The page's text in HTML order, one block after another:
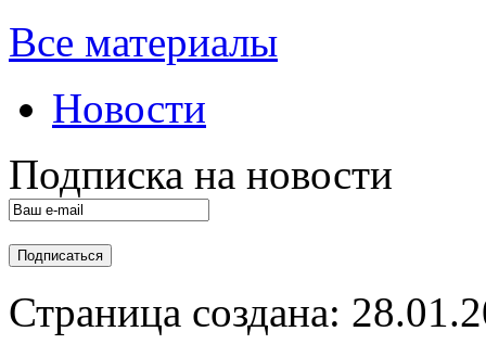
Все материалы
Новости
Подписка на новости
Страница создана: